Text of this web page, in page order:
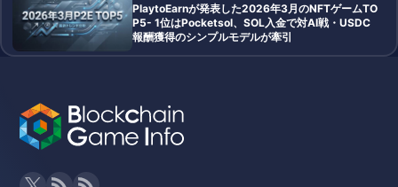
PlaytoEarnが発表した2026年3月のNFTゲームTO
P5- 1位はPocketsol、SOL入金で対AI戦・USDC
報酬獲得のシンプルモデルが牽引